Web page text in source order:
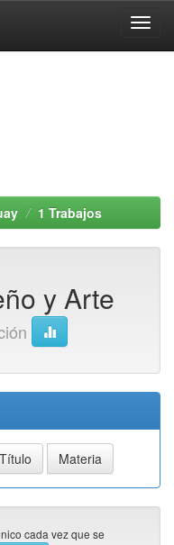
1 Trabajos
y Arte
cada vez que se